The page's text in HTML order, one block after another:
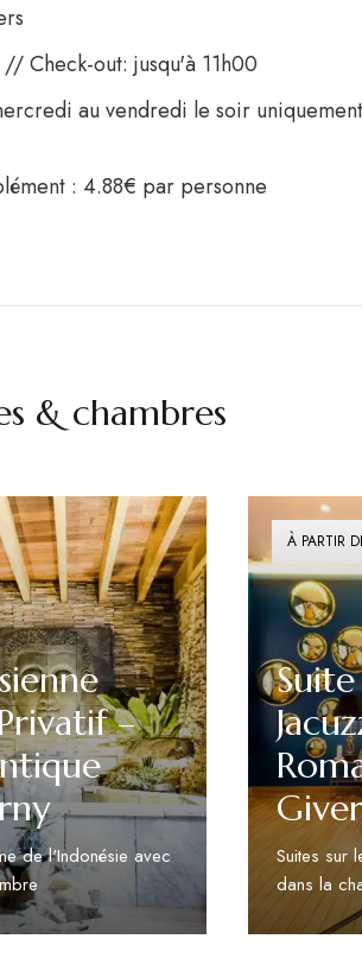
Check-out: jusqu'à 11h00
au vendredi le soir
: 4.88€ par personne
& chambres
–
de l'Indonésie avec
À PARTIR
Suites sur
dans la
Découvrir